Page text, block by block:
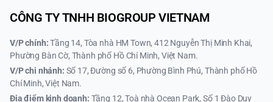
CÔNG TY TNHH BIOGROUP VIETNAM
V/P chính:Tầng 14, Tòa nhà HM Town, 412 Nguyễn Thị Minh Khai,
Phường Bàn Cờ, Thành phố Hồ Chí Minh, Việt Nam.
V/P chi nhánh: Số 17, Đường số 6, Phường Bình Phú, Thành phố Hồ
Chí Minh, Việt Nam.
Địa điểm kinh doanh: Tầng 12, Toà nhà Ocean Park, Số 1 Đào Duy